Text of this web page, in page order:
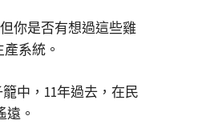
你是否有想過這些雞
系統。
中，11年過去，在民
。